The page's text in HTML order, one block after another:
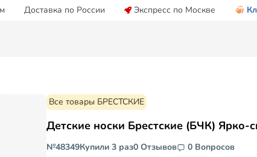
Доставка по России Экспресс по Москве
Все товары БРЕСТСКИЕ
Детские носки Брестские (БЧК) Ярко-
№48349Купили 3 раз0 Отзывов
0 Вопросов